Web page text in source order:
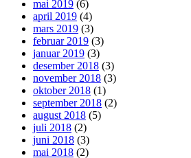
mai 2019 (6)
april 2019 (4)
mars 2019 (3)
februar 2019 (3)
januar 2019 (3)
desember 2018 (3)
november 2018 (3)
oktober 2018 (1)
september 2018 (2)
august 2018 (5)
juli 2018 (2)
juni 2018 (3)
mai 2018 (2)